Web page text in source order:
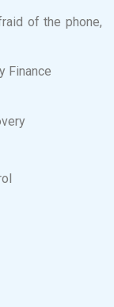
of the phone,
Finance